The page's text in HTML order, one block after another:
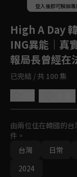
登入後即可解鎖
High A Day
ING異能│真
報局長曾經在
已完結 / 共 100 集
由兩位住在韓國的
件。
台灣
日常
2024